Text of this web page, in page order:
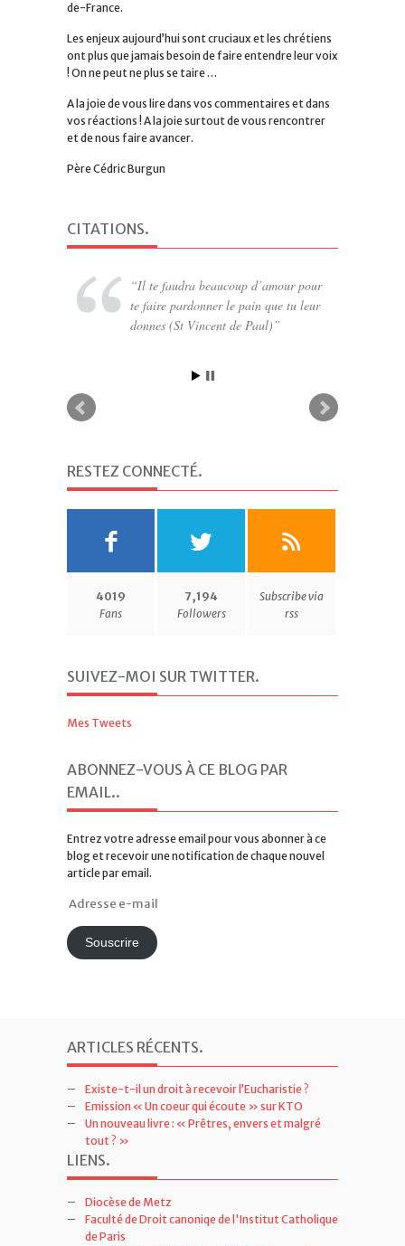
de-France.
Les enjeux aujourd’hui sont cruciaux et les chrétiens
ont plus que jamais besoin de faire entendre leur voix
! On ne peut ne plus se taire …
A la joie de vous lire dans vos commentaires et dans
vos réactions ! A la joie surtout de vous rencontrer
et de nous faire avancer.
Père Cédric Burgun
CITATIONS.
Il te faudra beaucoup d’amour pour
te faire pardonner le pain que tu leur
donnes (St Vincent de Paul)
RESTEZ CONNECTÉ.
4019
Fans
7,194
Followers
Subscribe via
rss
SUIVEZ-MOI SUR TWITTER.
Mes Tweets
ABONNEZ-VOUS À CE BLOG PAR
EMAIL..
Entrez votre adresse email pour vous abonner à ce
blog et recevoir une notification de chaque nouvel
article par email.
Adresse
mailSouscrire
ARTICLES RÉCENTS.
Existe-t-il un droit à recevoir l’Eucharistie ?
Emission « Un coeur qui écoute » sur KTO
Un nouveau livre : « Prêtres, envers et malgré
tout ? »
LIENS.
Diocèse de Metz
Faculté de Droit canoniqe de l'Institut Catholique
de Paris